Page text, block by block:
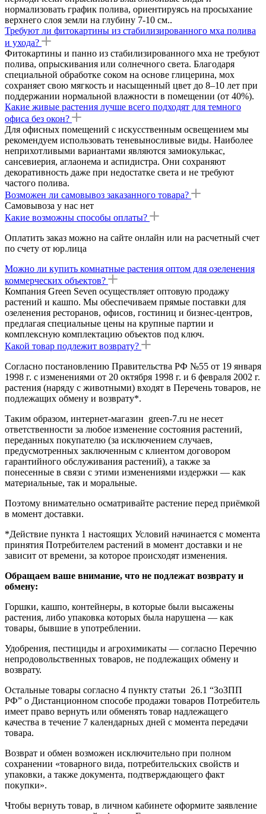
нормализовать график полива, ориентируясь на просыхание
верхнего слоя земли на глубину 7-10 см..
Требуют ли фитокартины из стабилизированного мха полива
и ухода?
Фитокартины и панно из стабилизированного мха не требуют
полива, опрыскивания или солнечного света. Благодаря
специальной обработке соком на основе глицерина, мох
сохраняет свою мягкость и насыщенный цвет до 8–10 лет при
поддержании нормальной влажности в помещении (от 40%).
Какие живые растения лучше всего подходят для темного
офиса без окон?
Для офисных помещений с искусственным освещением мы
рекомендуем использовать теневыносливые виды. Наиболее
неприхотливыми вариантами являются замиокулькас,
сансевиерия, аглаонема и аспидистра. Они сохраняют
декоративность даже при недостатке света и не требуют
частого полива.
Возможен ли самовывоз заказанного товара?
Самовывоза у нас нет
Какие возможны способы оплаты?
Оплатить заказ можно на сайте онлайн или на расчетный счет
по счету от юр.лица
Можно ли купить комнатные растения оптом для озеленения
коммерческих объектов?
Компания Green Seven осуществляет оптовую продажу
растений и кашпо. Мы обеспечиваем прямые поставки для
озеленения ресторанов, офисов, гостиниц и бизнес-центров,
предлагая специальные цены на крупные партии и
комплексную комплектацию объектов под ключ.
Какой товар подлежит возврату?
Согласно постановлению Правительства РФ №55 от 19 января
1998 г. с изменениями от 20 октября 1998 г. и 6 февраля 2002 г.
растения (наряду с животными) входят в Перечень товаров, не
подлежащих обмену и возврату*.
Таким образом, интернет-магазин green-7.ru не несет
ответственности за любое изменение состояния растений,
переданных покупателю (за исключением случаев,
предусмотренных заключенным с клиентом договором
гарантийного обслуживания растений), а также за
понесенные в связи с этими изменениями издержки — как
материальные, так и моральные.
Поэтому внимательно осматривайте растение перед приёмкой
в момент доставки.
*Действие пункта 1 настоящих Условий начинается с момента
принятия Потребителем растений в момент доставки и не
зависит от времени, за которое происходят изменения.
Обращаем ваше внимание, что не подлежат возврату и
обмену:
Горшки, кашпо, контейнеры, в которые были высажены
растения, либо упаковка которых была нарушена — как
товары, бывшие в употреблении.
Удобрения, пестициды и агрохимикаты — согласно Перечню
непродовольственных товаров, не подлежащих обмену и
возврату.
Остальные товары согласно 4 пункту статьи 26.1 “ЗоЗПП
РФ” о Дистанционном способе продажи товаров Потребитель
имеет право вернуть или обменять товар надлежащего
качества в течение 7 календарных дней с момента передачи
товара.
Возврат и обмен возможен исключительно при полном
сохранении «товарного вида, потребительских свойств и
упаковки, а также документа, подтверждающего факт
покупки».
Чтобы вернуть товар, в личном кабинете оформите заявление